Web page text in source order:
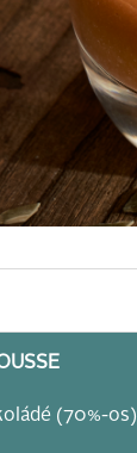
(70%-os)